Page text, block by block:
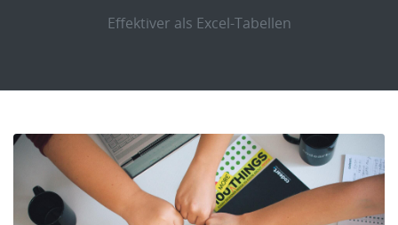
Effektiver als Excel-Tabellen